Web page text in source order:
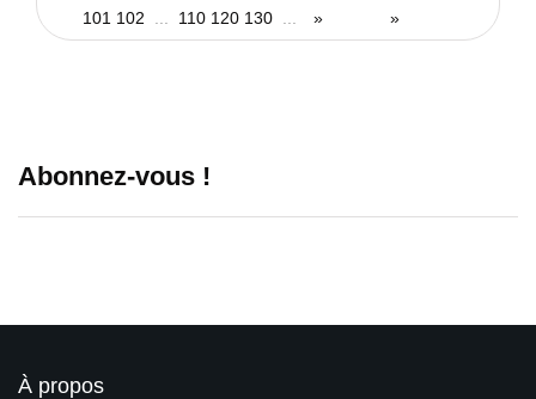
101 102 110 120 130 »
»
Abonnez-vous !
À propos